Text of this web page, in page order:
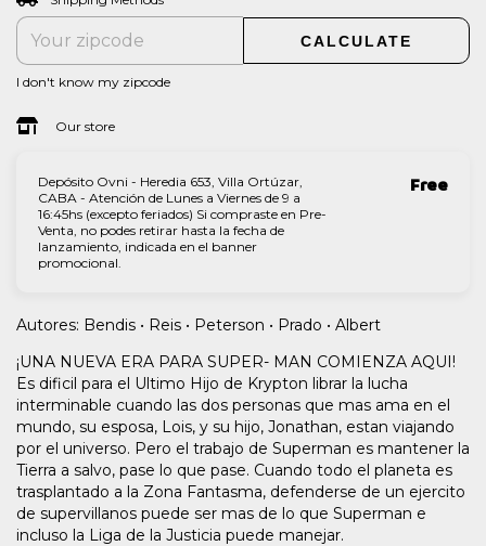
CALCULATE
I don't know my zipcode
Our store
Depósito Ovni - Heredia 653, Villa Ortúzar,
CABA - Atención de Lunes a Viernes de 9 a
16:45hs (excepto feriados) Si compraste en Pre-
Venta, no podes retirar hasta la fecha de
lanzamiento, indicada en el banner
promocional.
Free
Autores: Bendis • Reis • Peterson • Prado • Albert
¡UNA NUEVA ERA PARA SUPER- MAN COMIENZA AQUI!
Es dificil para el Ultimo Hijo de Krypton librar la lucha
interminable cuando las dos personas que mas ama en el
mundo, su esposa, Lois, y su hijo, Jonathan, estan viajando
por el universo. Pero el trabajo de Superman es mantener la
Tierra a salvo, pase lo que pase. Cuando todo el planeta es
trasplantado a la Zona Fantasma, defenderse de un ejercito
de supervillanos puede ser mas de lo que Superman e
incluso la Liga de la Justicia puede manejar.